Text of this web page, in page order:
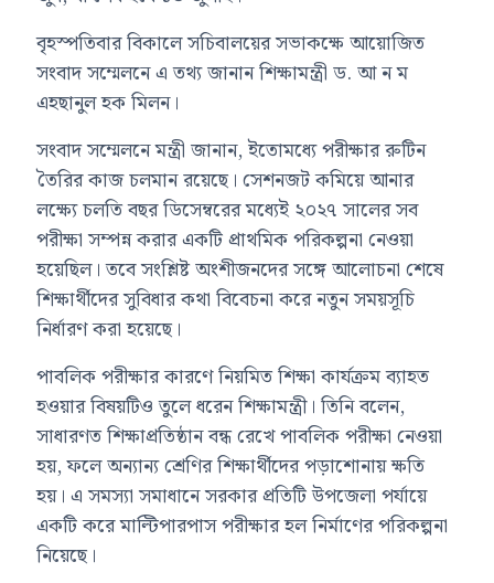
বৃহস্পতিবার বিকালে সচিবালয়ের সভাকক্ষে আয়োজিত
সংবাদ সম্মেলনে এ তথ্য জানান শিক্ষামন্ত্রীড. আ ন ম
এহছানুল হক মিলন।
সংবাদ সম্মেলনে মন্ত্রী জানান, ইতোমধ্যে পরীক্ষার রুটিন
তৈরির কাজ চলমান রয়েছে। সেশনজট কমিয়ে আনার
লক্ষ্যে চলতি বছর ডিসেম্বরের মধ্যেই ২০২৭ সালের সব
পরীক্ষা সম্পন্ন করার একটি প্রাথমিক পরিকল্পনা নেওয়া
হয়েছিল। তবে সংশ্লিষ্ট অংশীজনদের সঙ্গে আলোচনা শেষে
শিক্ষার্থীদের সুবিধার কথা বিবেচনা করে নতুন সময়সূচি
নির্ধারণ করা হয়েছে।
পাবলিক পরীক্ষার কারণে নিয়মিত শিক্ষা কার্যক্রম ব্যাহত
হওয়ার বিষয়টিও তুলে ধরেন শিক্ষামন্ত্রী। তিনি বলেন,
সাধারণত শিক্ষাপ্রতিষ্ঠান বন্ধ রেখে পাবলিক পরীক্ষা নেওয়া
হয়, ফলে অন্যান্য শ্রেণির শিক্ষার্থীদের পড়াশোনায় ক্ষতি
হয়। এ সমস্যা সমাধানে সরকার প্রতিটি উপজেলা পর্যায়ে
একটি করে মাল্টিপারপাস পরীক্ষার হল নির্মাণের পরিকল্পনা
নিয়েছে।